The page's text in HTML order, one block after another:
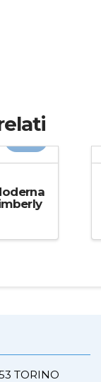
TORINO